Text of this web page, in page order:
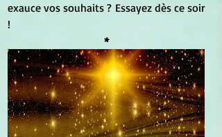
exauce vos souhaits ? Essayez dès ce soir
!
*